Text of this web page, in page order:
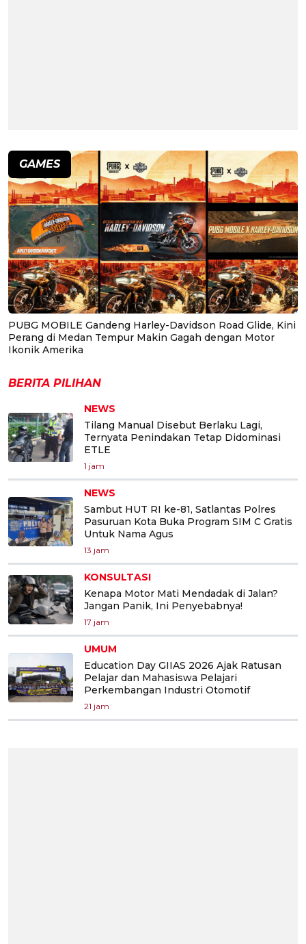
GAMES
PUBG MOBILE Gandeng Harley-Davidson Road Glide, Kini
Perang di Medan Tempur Makin Gagah dengan Motor
Ikonik Amerika
BERITA PILIHAN
NEWS
Tilang Manual Disebut Berlaku Lagi,
Ternyata Penindakan Tetap Didominasi
ETLE
1 jam
NEWS
Sambut HUT RI ke-81, Satlantas Polres
Pasuruan Kota Buka Program SIM C Gratis
Untuk Nama Agus
13 jam
KONSULTASI
Kenapa Motor Mati Mendadak di Jalan?
Jangan Panik, Ini Penyebabnya!
17 jam
UMUM
Education Day GIIAS 2026 Ajak Ratusan
Pelajar dan Mahasiswa Pelajari
Perkembangan Industri Otomotif
21 jam